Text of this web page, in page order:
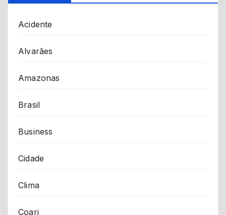
Acidente
Alvarães
Amazonas
Brasil
Business
Cidade
Clima
Coari